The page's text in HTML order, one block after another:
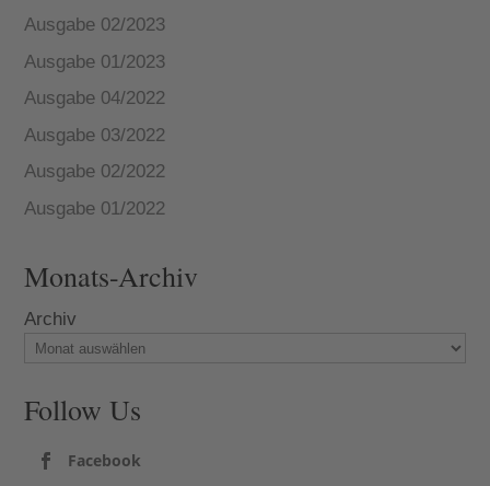
Ausgabe 02/2023
Ausgabe 01/2023
Ausgabe 04/2022
Ausgabe 03/2022
Ausgabe 02/2022
Ausgabe 01/2022
Monats-Archiv
Archiv
Follow Us
Facebook